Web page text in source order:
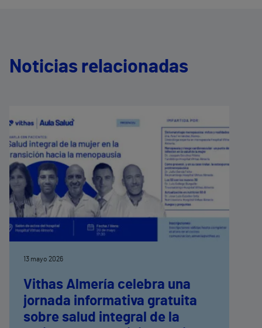
Noticias relacionadas
13 mayo 2026
Vithas Almería celebra una
jornada informativa gratuita
sobre salud integral de la